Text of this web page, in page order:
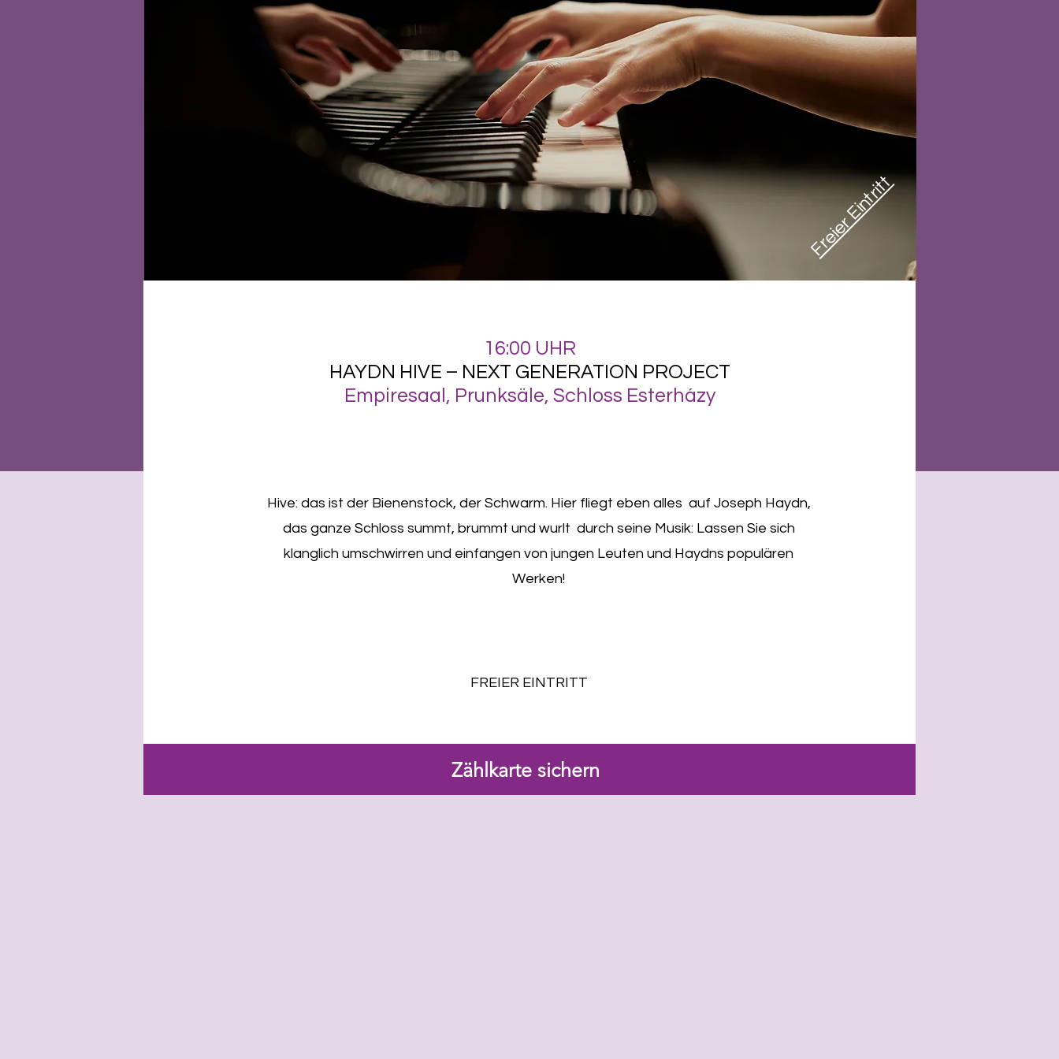
Freier Eintritt
16:00 UHR
HAYDN HIVE – NEXT GENERATION PROJECT
Empiresaal, Prunksäle, Schloss Esterházy
Hive: das ist der Bienenstock, der Schwarm. Hier fliegt eben alles auf Joseph Haydn,
das ganze Schloss summt, brummt und wurlt durch seine Musik: Lassen Sie sich
klanglich umschwirren und einfangen von jungen Leuten und Haydns populären
Werken!
FREIER EINTRITT
Zählkarte sichern